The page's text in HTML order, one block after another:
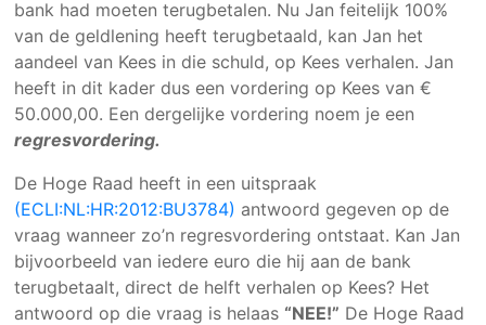
bank had moeten terugbetalen. Nu Jan feitelijk 100%
van de geldlening heeft terugbetaald, kan Jan het
aandeel van Kees in die schuld, op Kees verhalen. Jan
heeft in dit kader dus een vordering op Kees van €
50.000,00. Een dergelijke vordering noem je een
regresvordering.
De Hoge Raad heeft in een uitspraak
(ECLI:NL:HR:2012:BU3784) antwoord gegeven op de
vraag wanneer zo’n regresvordering ontstaat. Kan Jan
bijvoorbeeld van iedere euro die hij aan de bank
terugbetaalt, direct de helft verhalen op Kees? Het
antwoord op die vraag is helaas “NEE!” De Hoge Raad